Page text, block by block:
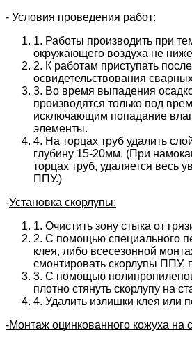
- Условия проведения работ:
1. Работы производить при
окружающего воздуха не
2. К работам приступать
освидетельствования
3. Во время выпадения
производятся только под
исключающим попадание
элементы.
4. На торцах труб удалить
глубину 15-20мм. (При
торцах труб, удаляется весь
ППУ.)
-Установка скорлупы:
1. Очистить зону стыка от
2. С помощью специального
клея, либо всесезонной
смонтировать скорлупы ППУ,
3. С помощью
плотно стянуть скорлупу на
4. Удалить излишки клея или
-Монтаж оцинкованного кожуха на